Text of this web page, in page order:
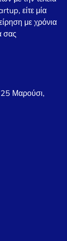
είτε μία
με χρόνια
σας
Μαρούσι,